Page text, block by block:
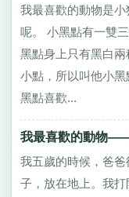
我最喜歡的動物是
呢。 小黑點有一雙
黑點身上只有黑白
小點，所以叫他小
黑點喜歡...
我最喜歡的動物
我五歲的時候，爸
子，放在地上。我打